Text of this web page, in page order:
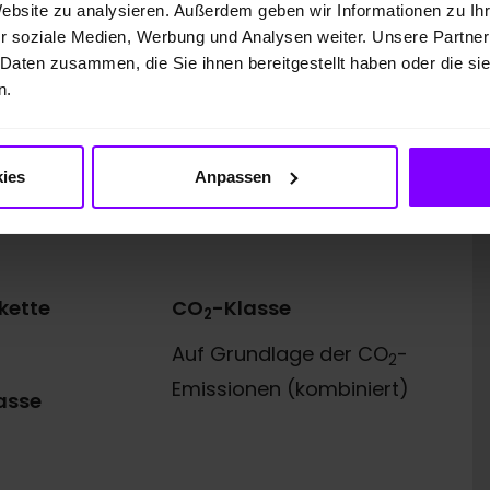
zu analysieren. Außerdem geben wir Informationen zu
soziale Medien, Werbung und Analysen weiter. Unsere
zusammen, die Sie ihnen bereitgestellt haben oder die
Anpassen
65.798,88 EUR
44.225,00 EUR
57, 38112 Braunschweig, für die wir als
die für den Abschluss der Finanzierung nötigen
CO2-Klasse
Auf Grundlage der CO2-
Emissionen (kombiniert)